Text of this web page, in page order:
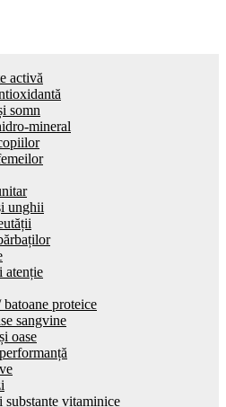
activă
somn
mineral
unghii
atenție
batoane proteice
sangvine
oase
substanțe vitaminice